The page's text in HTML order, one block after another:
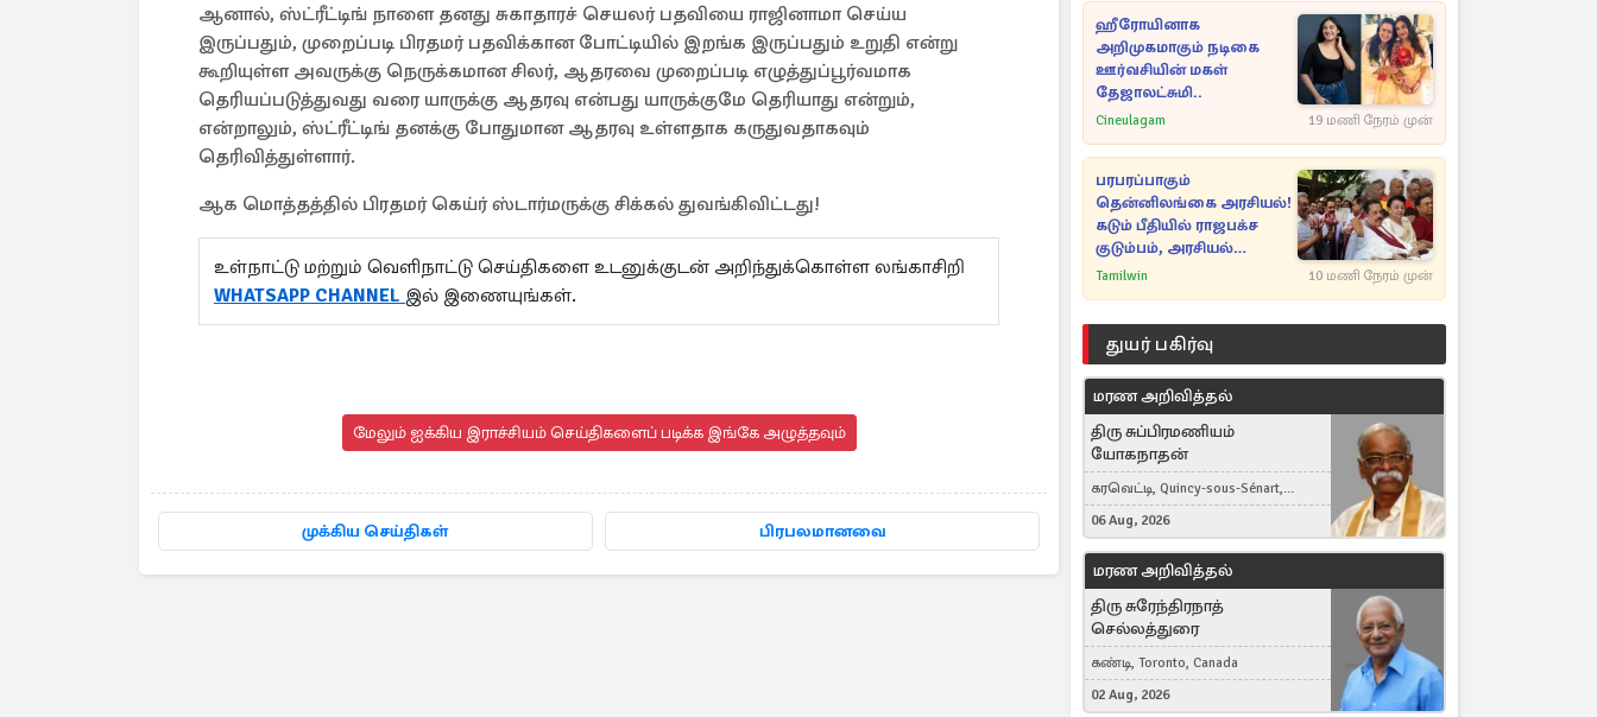
ஆனால், ஸ்ட்ரீட்டிங் நாளை தனது சுகாதாரச் செயலர் பதவியை ராஜினாமா செய்ய
இருப்பதும், முறைப்படி பிரதமர் பதவிக்கான போட்டியில் இறங்க இருப்பதும் உறுதி என்று
கூறியுள்ள அவருக்கு நெருக்கமான சிலர், ஆதரவை முறைப்படி எழுத்துப்பூர்வமாக
தெரியப்படுத்துவது வரை யாருக்கு ஆதரவு என்பது யாருக்குமே தெரியாது என்றும்,
என்றாலும், ஸ்ட்ரீட்டிங் தனக்கு போதுமான ஆதரவு உள்ளதாக கருதுவதாகவும்
தெரிவித்துள்ளார்.
ஆக மொத்தத்தில் பிரதமர் கெய்ர் ஸ்டார்மருக்கு சிக்கல் துவங்கிவிட்டது!
உள்நாட்டு மற்றும் வெளிநாட்டு செய்திகளை உடனுக்குடன் அறிந்துக்கொள்ள லங்காசிறி
WHATSAPP CHANNEL இல் இணையுங்கள்.
மேலும் ஐக்கிய இராச்சியம் செய்திகளைப் படிக்க இங்கே அழுத்தவும்
முக்கிய செய்திகள் பிரபலமானவை
ஹீரோயினாக
அறிமுகமாகும் நடிகை
ஊர்வசியின் மகள்
தேஜாலட்சுமி..
Cineulagam 19 மணி நேரம் முன்
பரபரப்பாகும்
தென்னிலங்கை அரசியல்!
கடும் பீதியில் ராஜபக்ச
குடும்பம், அரசியல்
நட்புகள்
Tamilwin 10 மணி நேரம் முன்
துயர் பகிர்வு
மரண அறிவித்தல்
திரு சுப்பிரமணியம்
யோகநாதன்
கரவெட்டி, Quincy-sous-Sénart,
France
06 Aug, 2026
மரண அறிவித்தல்
திரு சுரேந்திரநாத்
செல்லத்துரை
கண்டி, Toronto, Canada
02 Aug, 2026